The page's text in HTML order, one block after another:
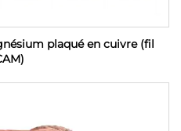
plaqué en cuivre (fil